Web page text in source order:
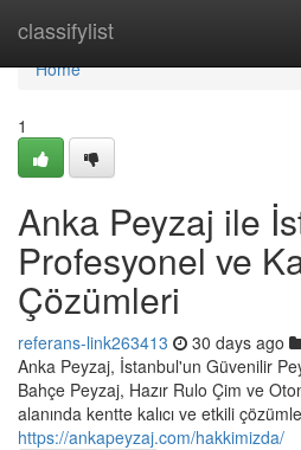
classifylist
Home
Home
1
Anka Peyzaj ile
Profesyonel ve
Çözümleri
referans-link263413 30 days ago
Anka Peyzaj, İstanbul'un Güvenilir
Bahçe Peyzaj, Hazır Rulo Çim ve
alanında kentte kalıcı ve etkili
https://ankapeyzaj.com/hakkimizda/